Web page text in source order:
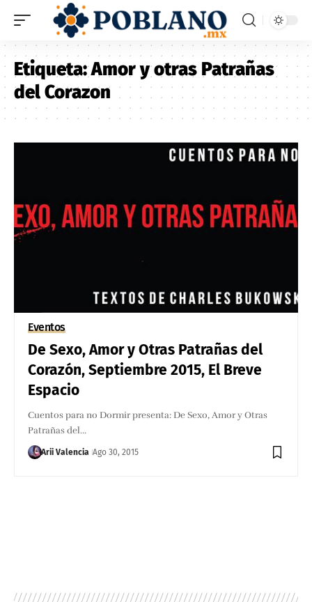
Etiqueta:Amor y otras Patrañas
del Corazon
Eventos
De Sexo, Amor y Otras Patrañas del
Corazón, Septiembre 2015, El Breve
Espacio
Cuentos para no Dormir presenta: De Sexo, Amor y Otras
Patrañas del…
Arii Valencia Ago 30, 2015